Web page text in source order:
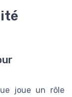
joue un rôle